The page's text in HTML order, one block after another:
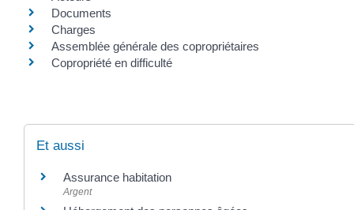
Documents
Charges
Assemblée générale des copropriétaires
Copropriété en difficulté
Et aussi
Assurance habitation
Argent